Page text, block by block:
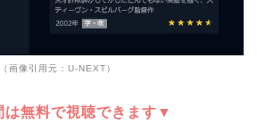
（画像引用元：U-NEXT）
無料で視聴できます▼